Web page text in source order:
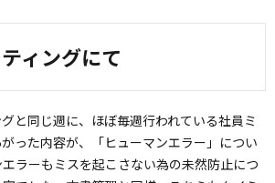
ィングにて
と同じ週に、ほぼ毎週行われている社員ミ
った内容が、「ヒューマンエラー」につい
ラーもミスを起こさない為の未然防止につ